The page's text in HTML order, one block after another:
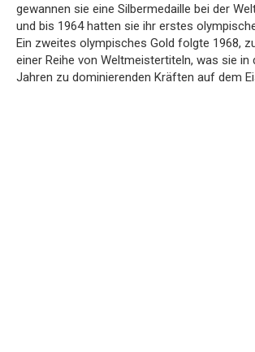
gewannen sie eine Silbermedaille bei der
und bis 1964 hatten sie ihr erstes
Ein zweites olympisches Gold folgte 1968,
einer Reihe von Weltmeistertiteln, was sie in
Jahren zu dominierenden Kräften auf dem